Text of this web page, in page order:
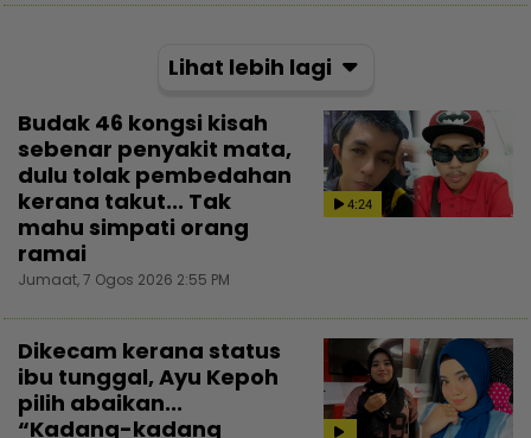
Lihat lebih lagi
4:24
Budak 46 kongsi kisah
sebenar penyakit mata,
dulu tolak pembedahan
kerana takut... Tak
mahu simpati orang
ramai
Jumaat, 7 Ogos 2026 2:55 PM
Dikecam kerana status
ibu tunggal, Ayu Kepoh
pilih abaikan...
“Kadang-kadang